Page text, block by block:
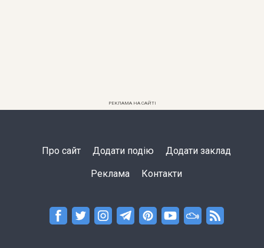
РЕКЛАМА НА САЙТІ
Про сайт Додати подію Додати заклад
Реклама Контакти